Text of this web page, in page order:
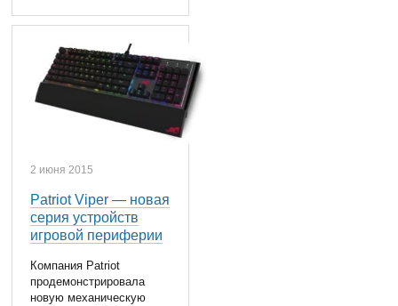
2 июня 2015
Patriot Viper — новая
серия устройств
игровой периферии
Компания Patriot
продемонстрировала
новую механическую